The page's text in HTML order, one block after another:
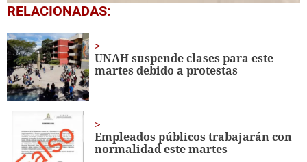
0
seconds
49
seconds
RELACIONADAS:
UNAH suspende clases para este
martes debido a protestas
Empleados públicos trabajarán con
normalidad este martes